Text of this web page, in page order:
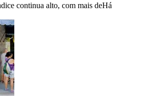
continua alto, com mais deHá